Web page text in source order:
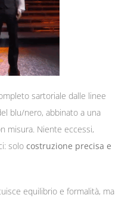
sartoriale dalle linee
blu/nero, abbinato a una
misura. Niente eccessi,
solo costruzione precisa e
equilibrio e formalità, ma